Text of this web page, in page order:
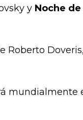
y Noche
Roberto